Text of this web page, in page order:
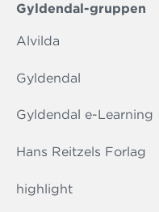
Gyldendal-gruppen
Alvilda
Gyldendal
Gyldendal e-Learning
Hans Reitzels Forlag
highlight